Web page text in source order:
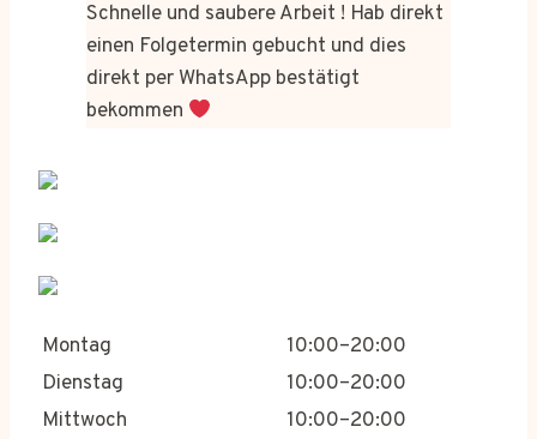
Schnelle und saubere Arbeit ! Hab direkt
einen Folgetermin gebucht und dies
direkt per WhatsApp bestätigt
bekommen
Montag
10:00–20:00
Dienstag
10:00–20:00
Mittwoch
10:00–20:00